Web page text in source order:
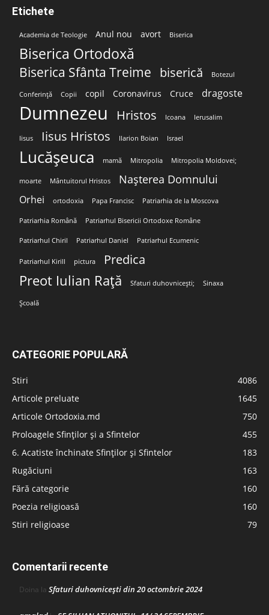
Etichete
Academia de Teologie Anul nou avort Biserica
Biserica Ortodoxă
Biserica Sfânta Treime biserică Botezul
Conferință Copii copil Coronavirus Cruce dragoste
Dumnezeu Hristos Icoana Ierusalim
Iisus Iisus Hristos Ilarion Boian Israel
Lucășeuca mamă Mitropolia Mitropolia Moldovei;
moarte Mântuitorul Hristos Nașterea Domnului
Orhei ortodoxia Papa Francisc Patriarhia de la Moscova
Patriarhia Română Patriarhul Bisericii Ortodoxe Române
Patriarhul Chiril Patriarhul Daniel Patriarhul Ecumenic
Patriarhul Kirill pictura Predica
Preot Iulian Rață Sfaturi duhovnicești; Sinaxa
Școală
CATEGORIE POPULARĂ
Stiri
4086
Articole preluate
1645
Articole Ortodoxia.md
750
Proloagele Sfinților și a Sfintelor
455
6. Acatiste închinate Sfinților și Sfintelor
183
Rugăciuni
163
Fără categorie
160
Poezia religioasă
160
Stiri religioase
79
Comentarii recente
Doina la Sfaturi duhovnicești din 20 octombrie 2024